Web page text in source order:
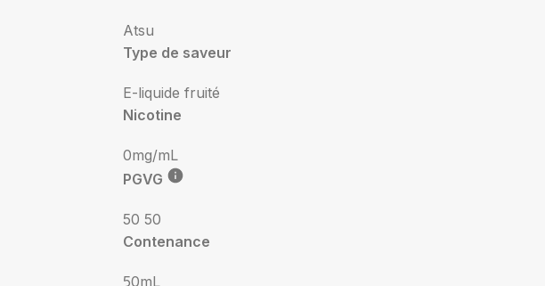
Atsu
Type de saveur
E-liquide fruité
Nicotine
0mg/mL
PGVG
50 50
Contenance
50mL